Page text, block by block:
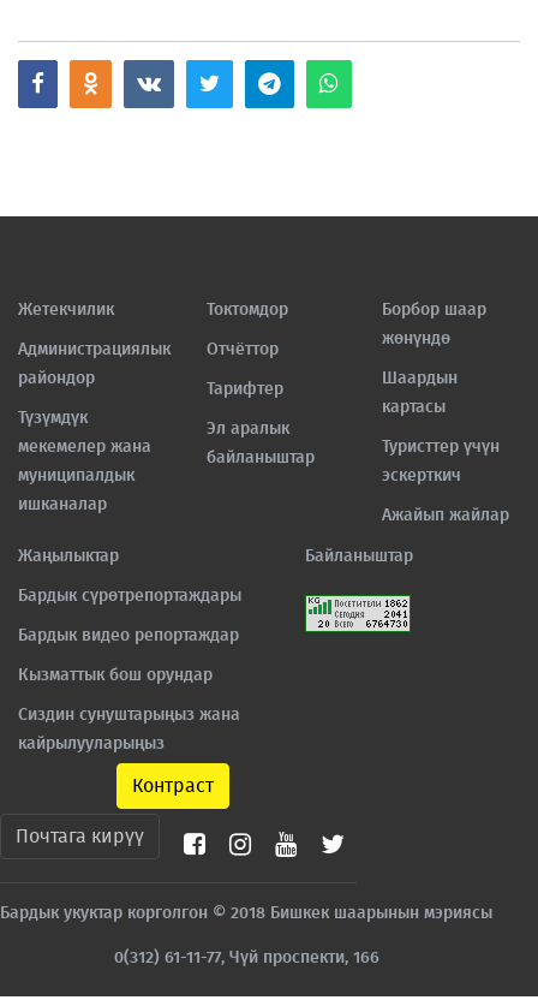
Жетекчилик
Администрациялык
райондор
Түзүмдүк
мекемелер жана
муниципалдык
ишканалар
Токтомдор
Отчёттор
Тарифтер
Эл аралык
байланыштар
Борбор шаар
жөнүндө
Шаардын
картасы
Туристтер үчүн
эскерткич
Ажайып жайлар
Жаңылыктар
Бардык сүрөтрепортаждары
Бардык видео репортаждар
Кызматтык бош орундар
Сиздин сунуштарыңыз жана
кайрылууларыңыз
Байланыштар
Контраст
Почтага кирүү
Бардык укуктар корголгон © 2018 Бишкек шаарынын мэриясы
0(312) 61-11-77, Чүй проспекти, 166